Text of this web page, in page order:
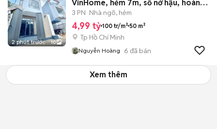
2 phút trước 10
VinHome, hẻm 7m, sổ nở hậu, hoàn
công.
3 PN Nhà ngõ, hẻm
4,99 tỷ 100 tr/m² 50 m²
Tp Hồ Chí Minh
Nguyễn Hoàng 6 đã bán
Xem thêm